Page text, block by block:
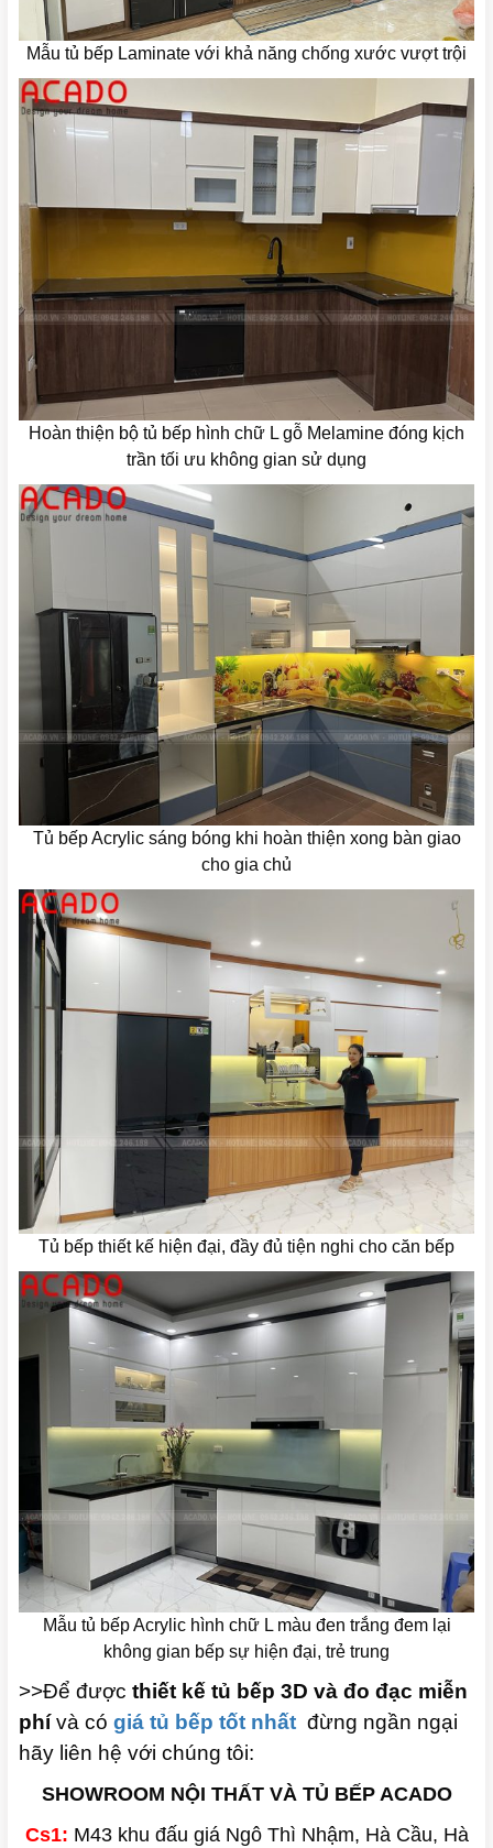
Mẫu tủ bếp Laminate với khả năng chống xước vượt trội
Hoàn thiện bộ tủ bếp hình chữ L gỗ Melamine đóng kịch
trần tối ưu không gian sử dụng
Tủ bếp Acrylic sáng bóng khi hoàn thiện xong bàn giao
cho gia chủ
Tủ bếp thiết kế hiện đại, đầy đủ tiện nghi cho căn bếp
Mẫu tủ bếp Acrylic hình chữ L màu đen trắng đem lại
không gian bếp sự hiện đại, trẻ trung
>>Để được thiết kế tủ bếp 3D và đo đạc miễn
phívà có giá tủ bếp tốt nhất đừng ngần ngại
hãy liên hệ với chúng tôi:
SHOWROOM NỘI THẤT VÀ TỦ BẾP ACADO
Cs1: M43 khu đấu giá Ngô Thì Nhậm, Hà Cầu, Hà